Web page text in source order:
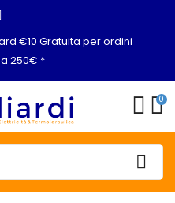
€10 Gratuita per ordini
250€ *
0